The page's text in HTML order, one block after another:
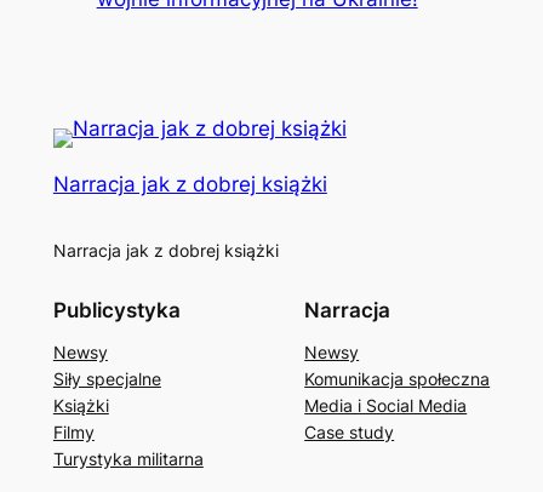
Narracja jak z dobrej książki
Narracja jak z dobrej książki
Publicystyka
Newsy
Siły specjalne
Książki
Filmy
Turystyka militarna
Narracja
Newsy
Komunikacja społeczna
Media i Social Media
Case study